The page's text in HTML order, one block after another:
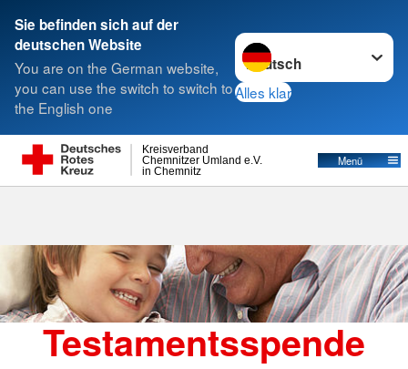
Sie befinden sich auf der
deutschen Website
You are on the German website,
you can use the switch to switch to
the English one
Sprache wechseln zu
Alles klar
in Chemnitz
Chemnitzer Umland e.V.
Kreisverband
Menü
Suche
Testamentsspende